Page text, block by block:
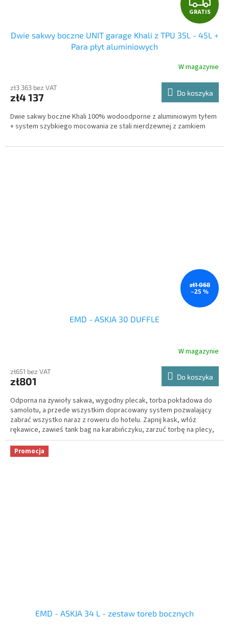
R
A
T
I
S
GRATIS
Dwie sakwy boczne UNIT garage Khali z TPU 35L - 45L +
Para płyt aluminiowych
W magazynie
zł3 363 bez VAT
zł4 137 Do koszyka
Dwie sakwy boczne Khali 100% wodoodporne z aluminiowym tyłem
+ system szybkiego mocowania ze stali nierdzewnej z zamkiem
zł1 068
–25 %
EMD - ASKJA 30 DUFFLE
W magazynie
zł651 bez VAT
zł801 Do koszyka
Odporna na żywioły sakwa, wygodny plecak, torba pokładowa do
samolotu, a przede wszystkim dopracowany system pozwalający
zabrać wszystko naraz z roweru do hotelu. Zapnij kask, włóż
rękawice, zawieś tank bag na karabińczyku, zarzuć torbę na plecy,
a ręce wciąż masz wolne.
Promocja
EMD - ASKJA 34 L - zestaw toreb bocznych